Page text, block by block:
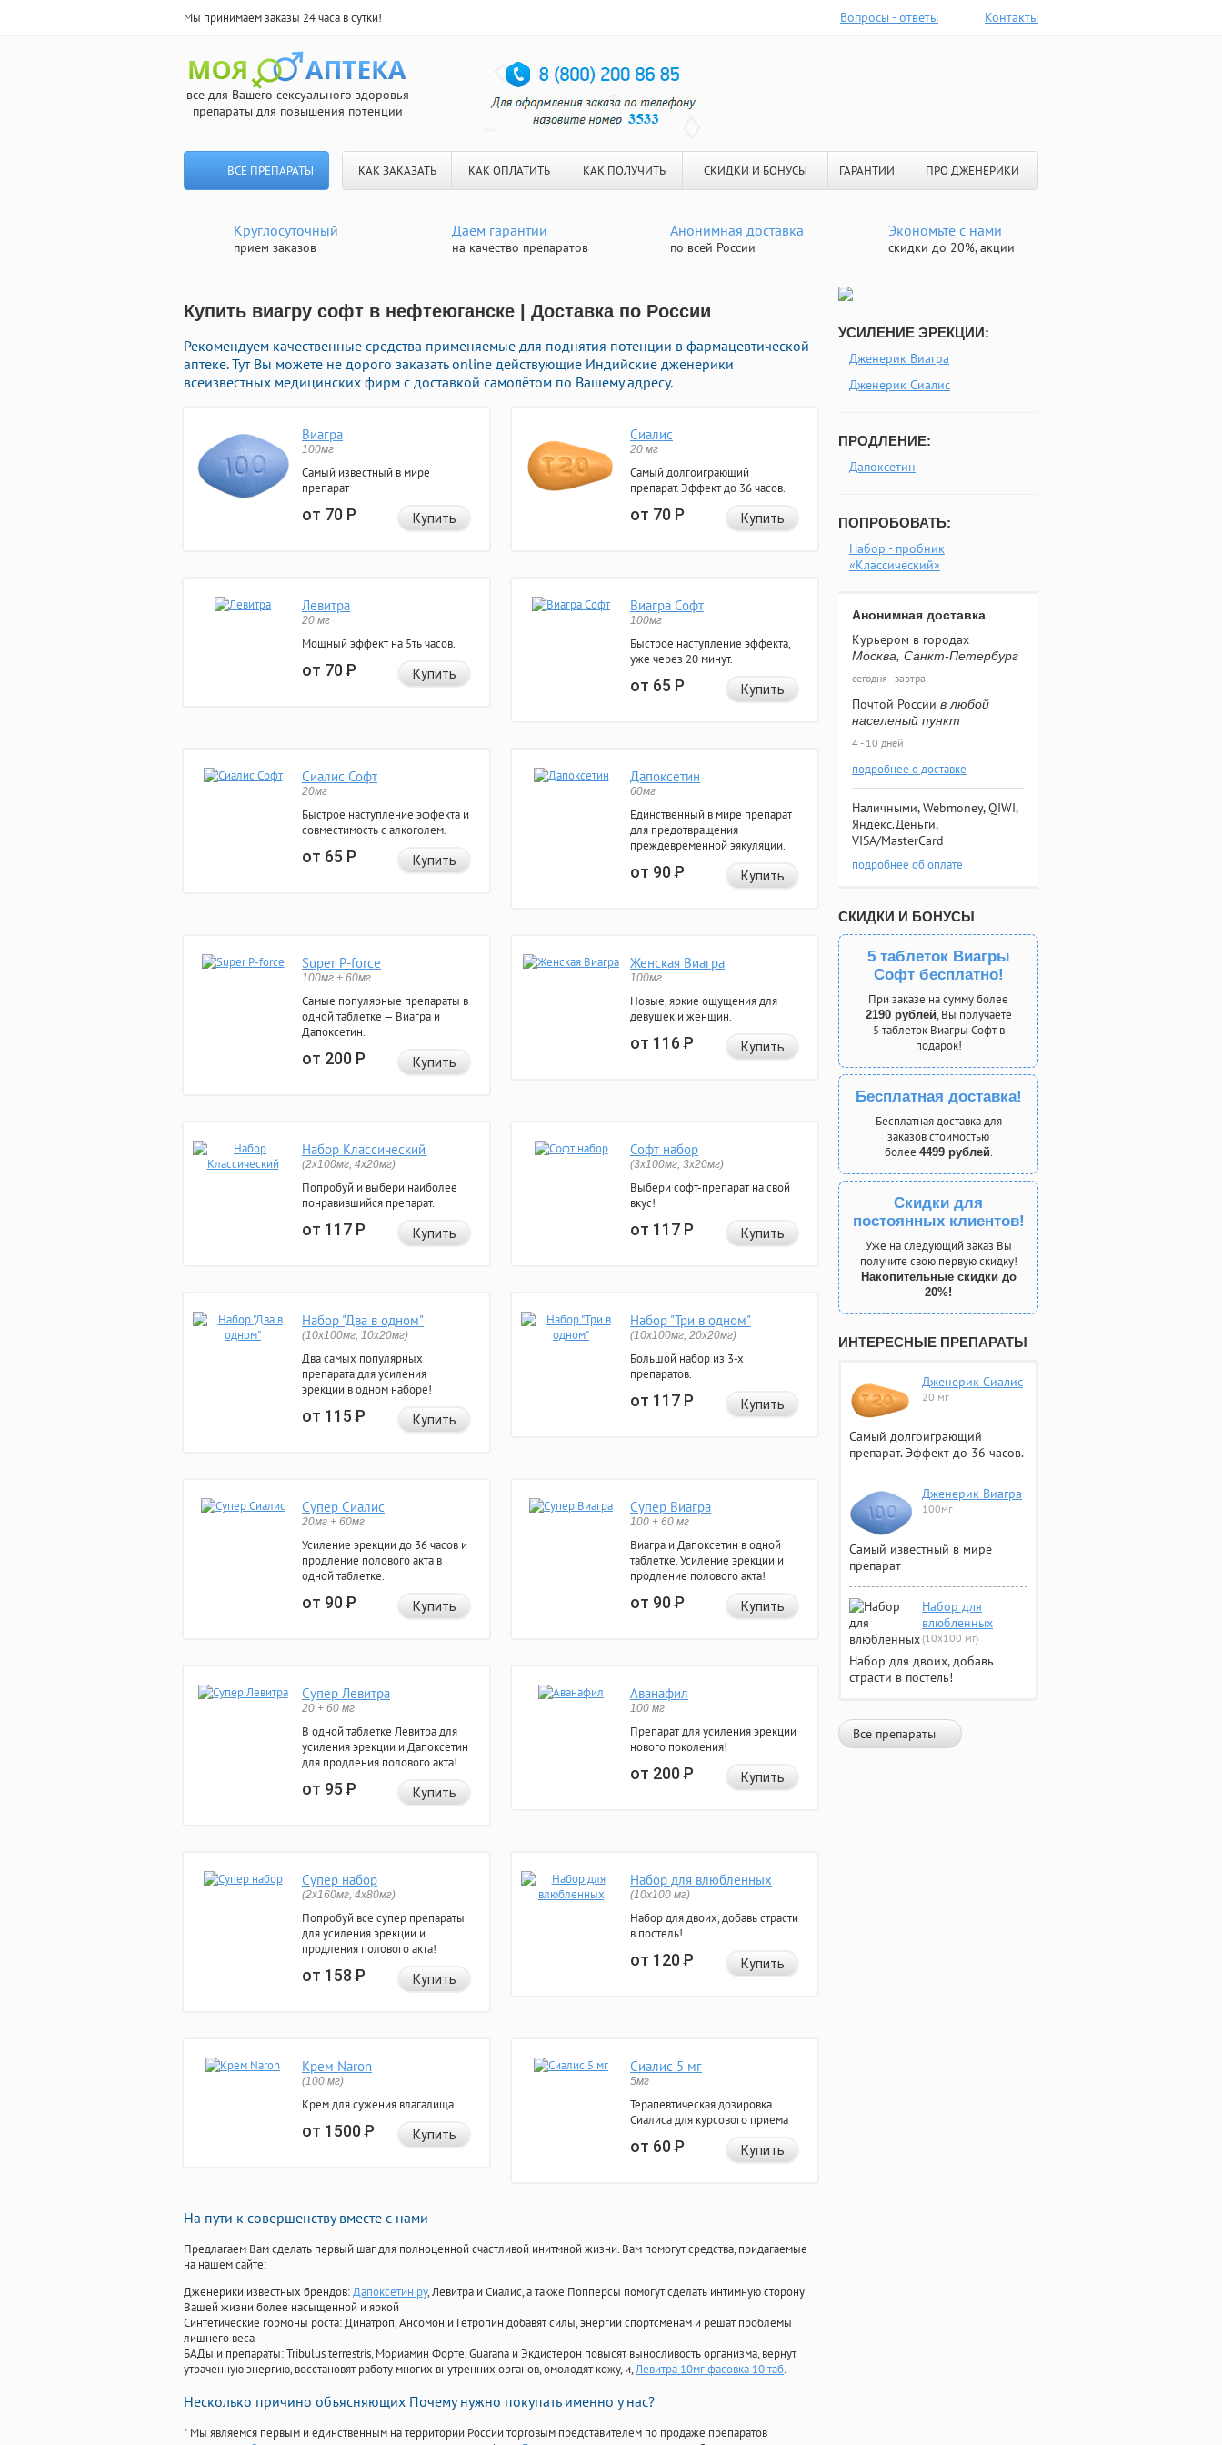
Мы принимаем заказы 24 часа в сутки! Вопросы - ответы Контакты
все для Вашего сексуального здоровья
препараты для повышения потенции
ВСЕ ПРЕПАРАТЫ КАК ЗАКАЗАТЬ КАК ОПЛАТИТЬ КАК ПОЛУЧИТЬ СКИДКИ И БОНУСЫ ГАРАНТИИ ПРО ДЖЕНЕРИКИ
Круглосуточный
прием заказов
Даем гарантии
на качество препаратов
Анонимная доставка
по всей России
Экономьте с нами
скидки до 20%, акции
Купить виагру софт в нефтеюганске | Доставка по России
Рекомендуем качественные средства применяемые для поднятия потенции в фармацевтической
аптеке. Тут Вы можете не дорого заказать online действующие Индийские дженерики
всеизвестных медицинских фирм с доставкой самолётом по Вашему адресу.
Виагра
100мг
Самый известный в мире
препарат
от 70Р Купить
Сиалис
20 мг
Самый долгоиграющий
препарат. Эффект до 36 часов.
от 70Р Купить
Левитра
20 мг
Мощный эффект на 5ть часов.
от 70Р Купить
Виагра Софт
100мг
Быстрое наступление эффекта,
уже через 20 минут.
от 65Р Купить
Сиалис Софт
20мг
Быстрое наступление эффекта и
совместимость с алкоголем.
от 65Р Купить
Дапоксетин
60мг
Единственный в мире препарат
для предотвращения
преждевременной эякуляции.
от 90Р Купить
Super P-force
100мг + 60мг
Самые популярные препараты в
одной таблетке — Виагра и
Дапоксетин.
от 200Р Купить
Женская Виагра
100мг
Новые, яркие ощущения для
девушек и женщин.
от 116Р Купить
Набор Классический
(2x100мг, 4x20мг)
Попробуй и выбери наиболее
понравившийся препарат.
от 117Р Купить
Софт набор
(3x100мг, 3x20мг)
Выбери софт-препарат на свой
вкус!
от 117Р Купить
Набор "Два в одном"
(10x100мг, 10x20мг)
Два самых популярных
препарата для усиления
эрекции в одном наборе!
от 115Р Купить
Набор "Три в одном"
(10x100мг, 20x20мг)
Большой набор из 3-х
препаратов.
от 117Р Купить
Супер Сиалис
20мг + 60мг
Усиление эрекции до 36 часов и
продление полового акта в
одной таблетке.
от 90Р Купить
Супер Виагра
100 + 60 мг
Виагра и Дапоксетин в одной
таблетке. Усиление эрекции и
продление полового акта!
от 90Р Купить
Супер Левитра
20 + 60 мг
В одной таблетке Левитра для
усиления эрекции и Дапоксетин
для продления полового акта!
от 95Р Купить
Аванафил
100 мг
Препарат для усиления эрекции
нового поколения!
от 200Р Купить
Супер набор
(2х160мг, 4х80мг)
Попробуй все супер препараты
для усиления эрекции и
продления полового акта!
от 158Р Купить
Набор для влюбленных
(10х100 мг)
Набор для двоих, добавь страсти
в постель!
от 120Р Купить
Крем Naron
(100 мг)
Крем для сужения влагалища
от 1500Р Купить
Сиалис 5 мг
5мг
Терапевтическая дозировка
Сиалиса для курсового приема
от 60Р Купить
На пути к совершенству вместе с нами
Предлагаем Вам сделать первый шаг для полноценной счастливой инитмной жизни. Вам помогут средства, придагаемые
на нашем сайте:
Дженерики известных брендов:Дапоксетин ру, Левитра и Сиалис, а также Попперсы помогут сделать интимную сторону
Вашей жизни более насыщенной и яркой
Синтетические гормоны роста: Динатроп, Ансомон и Гетропин добавят силы, энергии спортсменам и решат проблемы
лишнего веса
БАДы и препараты:Tribulus terrestris, Мориамин Форте, Guarana и Экдистерон повысят выносливость организма, вернут
утраченную энергию, восстановят работу многих внутренних органов, омолодят кожу, и,Левитра 10мг фасовка 10 таб.
Несколько причино объясняющих Почему нужно покупать именно у нас?
* Мы являемся первым и единственным на территории России торговым представителем по продаже препаратов
УСИЛЕНИЕ ЭРЕКЦИИ:
Дженерик Виагра
Дженерик Сиалис
ПРОДЛЕНИЕ:
Дапоксетин
ПОПРОБОВАТЬ:
Набор - пробник
«Классический»
Анонимная доставка
Курьером в городах
Москва, Санкт-Петербург
сегодня - завтра
Почтой России в любой
населеный пункт
4 - 10 дней
подробнее о доставке
Наличными, Webmoney, QIWI,
Яндекс.Деньги,
VISA/MasterCard
подробнее об оплате
СКИДКИ И БОНУСЫ
5 таблеток Виагры
Софт бесплатно!
При заказе на сумму более
2190 рублей, Вы получаете
5 таблеток Виагры Софт в
подарок!
Бесплатная доставка!
Бесплатная доставка для
заказов стоимостью
более 4499 рублей.
Скидки для
постоянных клиентов!
Уже на следующий заказ Вы
получите свою первую скидку!
Накопительные скидки до
20%!
ИНТЕРЕСНЫЕ ПРЕПАРАТЫ
Дженерик Сиалис
20 мг
Самый долгоиграющий
препарат. Эффект до 36 часов.
Дженерик Виагра
100мг
Самый известный в мире
препарат
Набор для
влюбленных
(10х100 мг)
Набор для двоих, добавь
страсти в постель!
Все препараты